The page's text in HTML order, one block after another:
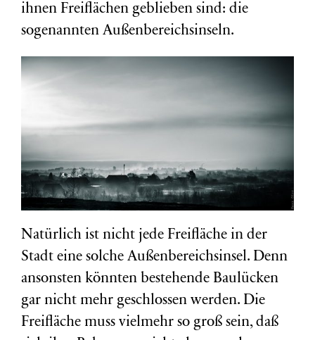
ihnen Freiflächen geblieben sind: die
sogenannten Außenbereichsinseln.
Natürlich ist nicht jede Freifläche in der
Stadt eine solche Außenbereichsinsel. Denn
ansonsten könnten bestehende Baulücken
gar nicht mehr geschlossen werden. Die
Freifläche muss vielmehr so groß sein, daß